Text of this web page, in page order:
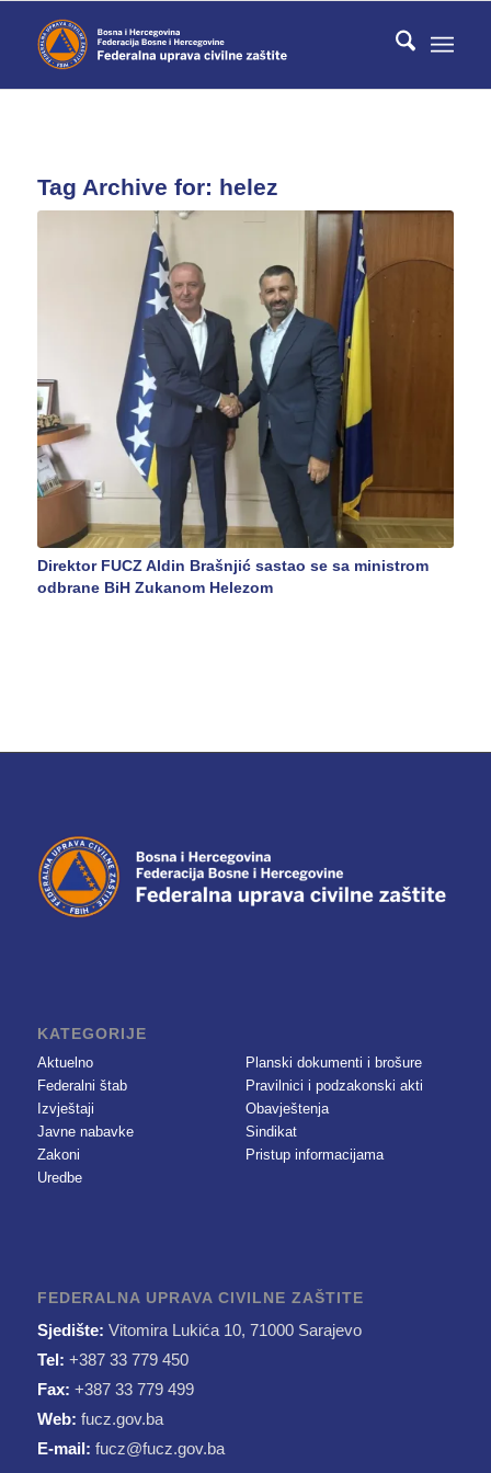
Tag Archive for: helez
Direktor FUCZ Aldin Brašnjić sastao se sa ministrom
odbrane BiH Zukanom Helezom
KATEGORIJE
Aktuelno
Federalni štab
Izvještaji
Javne nabavke
Zakoni
Uredbe
Planski dokumenti i brošure
Pravilnici i podzakonski akti
Obavještenja
Sindikat
Pristup informacijama
FEDERALNA UPRAVA CIVILNE ZAŠTITE
Sjedište: Vitomira Lukića 10, 71000 Sarajevo
Tel: +387 33 779 450
Fax: +387 33 779 499
Web: fucz.gov.ba
E-mail: fucz@fucz.gov.ba